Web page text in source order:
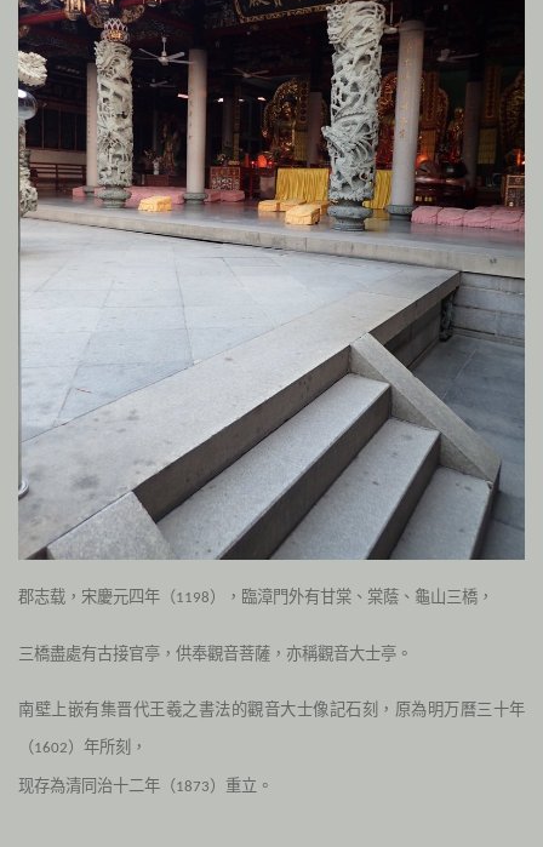
郡志载，宋慶元四年（1198），臨漳門外有甘棠、棠蔭、龜山三橋，
三橋盡處有古接官亭，供奉觀音菩薩，亦稱觀音大士亭。
南壁上嵌有集晋代王羲之書法的觀音大士像記石刻，原為明万曆三十年
（1602）年所刻，
现存為清同治十二年（1873）重立。